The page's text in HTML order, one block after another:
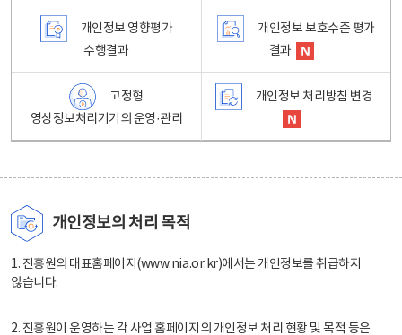
개인정보 영향평가
수행결과
개인정보 보호수준 평가
결과
고정형
영상정보처리기기의 운영·관리
개인정보 처리방침 변경
개인정보의 처리 목적
1. 진흥원의 대표홈페이지(www.nia.or.kr)에서는 개인정보를 취급하지
않습니다.
2. 진흥원이 운영하는 각 사업 홈페이지의 개인정보 처리 현황 및 목적 등은